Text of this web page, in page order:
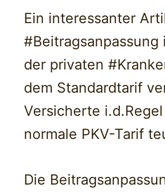
Ein interessanter
der privaten
dem Standardtarif
Versicherte
normale PKV-Tarif
Die